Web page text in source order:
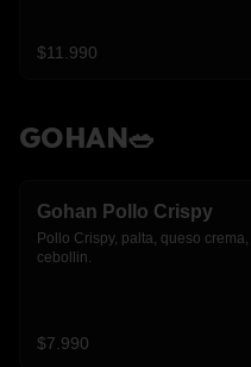
$11.990
GOHAN🥗
Gohan Pollo Crispy
Pollo Crispy, palta, queso crema,
cebollin.
$7.990